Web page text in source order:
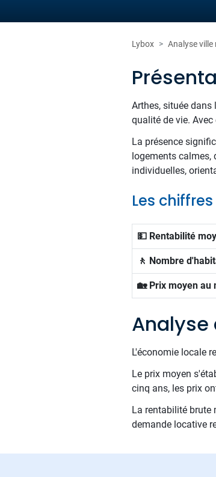
Lybox Analyse ville
Arthes, située
qualité de vie.
La présence
logements calmes,
individuelles,
Les
💵 Rentabilité
🚶 Nombre
🏡 Prix moyen au
L'économie locale
Le prix moyen
cinq ans, les prix
La rentabilité brute
demande locative